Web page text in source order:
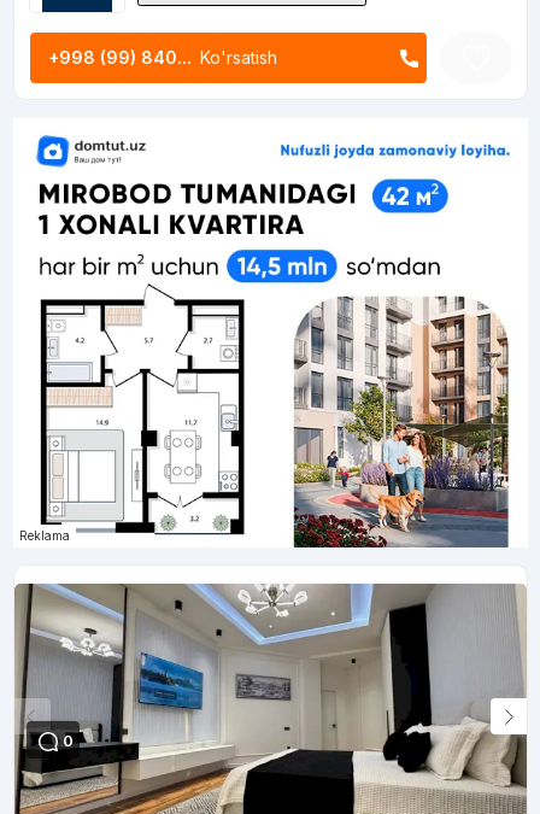
+998 (99) 840... Ko'rsatish
Reklama
0